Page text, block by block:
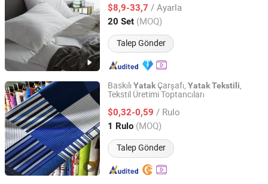
$8,9-33,7 / Ayarla
20 Set (MOQ)
Talep Gönder
Shanghai, China Fiyat 2018
Baskılı YatakÇarşafı, YatakTekstili,
Tekstil Üretimi Toptancıları
$0,32-0,59 / Rulo
1 Rulo (MOQ)
Talep Gönder
Changxing Wandu Textile Co., Ltd.
Zhejiang, China Fiyat 2022